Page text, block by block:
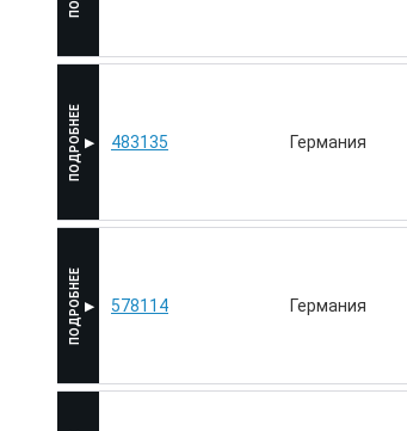
483135 Германия
578114 Германия